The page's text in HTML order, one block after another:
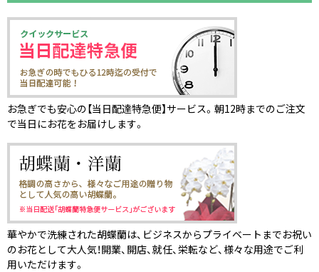
お急ぎでも安心の【当日配達特急便】サービス。朝12時までのご注文
で当日にお花をお届けします。
華やかで洗練された胡蝶蘭は、ビジネスからプライベートまでお祝い
のお花として大人気！開業、開店、就任、栄転など、様々な用途でご利
用いただけます。